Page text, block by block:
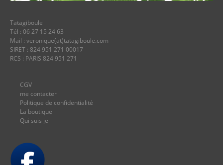
Tatagiboule
Tél : 06 27 15 24 63
Mail : veronique(at)tatagiboule.com
SIRET : 824 951 271 00017
RCS : PARIS 824 951 271
CGV
me contacter
Politique de confidentialité
La boutique
Qui suis je